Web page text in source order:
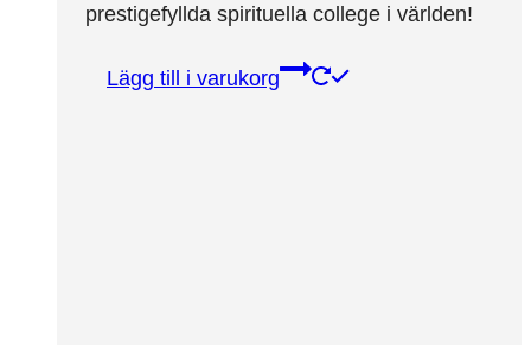
prestigefyllda spirituella college i världen!
Lägg till i varukorg